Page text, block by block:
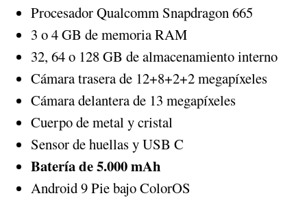
Procesador Qualcomm Snapdragon 665
3 o 4 GB de memoria RAM
32, 64 o 128 GB de almacenamiento interno
Cámara trasera de 12+8+2+2 megapíxeles
Cámara delantera de 13 megapíxeles
Cuerpo de metal y cristal
Sensor de huellas y USB C
Batería de 5.000 mAh
Android 9 Pie bajo ColorOS